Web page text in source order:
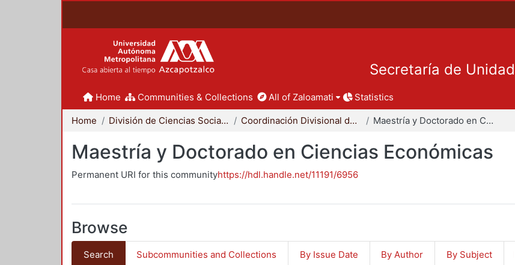
Secretaría de Unidad
Home Communities & Collections All of Zaloamati Statistics
Home División de Ciencias Sociales y Humanidades Coordinación Divisional de Posgrado Maestría y Doctorado en Ciencias Económicas
Maestría y Doctorado en Ciencias Económicas
Permanent URI for this communityhttps://hdl.handle.net/11191/6956
Browse
Search Subcommunities and Collections By Issue Date By Author By Subject